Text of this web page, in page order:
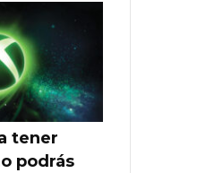
tener
podrás